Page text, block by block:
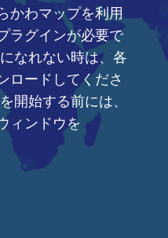
かわマップを利用
ラグインが必要で
なれない時は、各
ロードしてくださ
開始する前には、
ィンドウを